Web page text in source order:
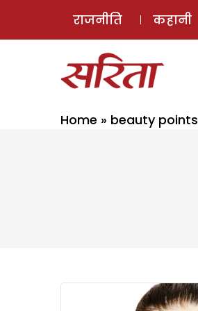
राजनीति कहानी
Home » beauty points